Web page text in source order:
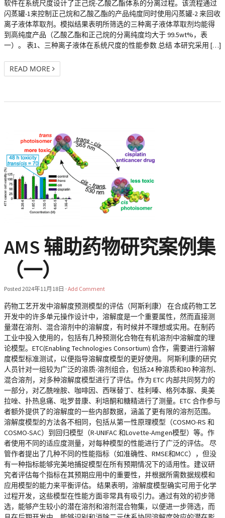
软件在系统尺度设计了正己烷-乙酸乙酯体系的分离过程。该流程通过
闪蒸罐-1来控制正己烷和乙酸乙酯的产品纯度同时使用闪蒸罐-2 来回收
离子液体萃取剂。模拟结果表明所筛选的三种离子液体萃取剂均能得
到高纯度产品（乙酸乙酯和正己烷的分离纯度均大于 99.5wt%，表
一）。 表1、三种离子液体在系统尺度的性能参数 总结 本研究采用 […]
READ MORE
AMS 辅助药物研究案例集
（一）
Posted 2024年11月18日 · Add Comment
药物工艺开发中溶解度预测模型的评估（阿斯利康） 在合成药物工艺
开发中的许多单元操作设计中，溶解度是一个重要属性，然而直接测
量潜在溶剂、混合溶剂中的溶解度，有时候并不理想或实用。在制药
工业中投入使用的，包括有几种预测化合物在有机溶剂中溶解度的理
论模型。ETC(Enabling Technologies Consortium) 合作，需要进行溶解
度模型标准测试，以便指导溶解度模型的更好使用。 阿斯利康的研究
人员针对一组较为广泛的溶质-溶剂组合，包括24 种溶质和80 种溶剂、
混合溶剂，对多种溶解度模型进行了评估。作为 ETC 内部共同努力的
一部分，对乙酰唑胺、咖啡因、西咪替丁、桂利嗪、格列本脲、奥美
拉唑、扑热息痛、吡罗昔康、利培酮和糖精进行了测量。ETC 合作参与
者额外提供了的溶解度的一些内部数据，涵盖了更有限的溶剂范围。
溶解度模型的方法各不相同，包括从第一性原理模型（COSMO-RS 和
COSMO-SAC）到回归模型（R-UNIFAC 和Lovette-Amgen模型）等。作
者使用不同的适应度测量，对每种模型的性能进行了广泛的评估。 尽
管作者提出了几种不同的性能指标（如准确性、RMSE和MCC），但没
有一种指标能够完美地捕捉模型在所有预期情况下的适用性。建议研
究者评估每个指标在其预期应用中的重要性，并根据所需数据规模和
应用模型的能力来平衡评估。 结果表明，溶解度模型确实可用于化学
过程开发，这些模型在性能方面非常具有吸引力。通过有效的初步筛
选，能够产生较小的潜在溶剂和溶剂混合物集，以便进一步筛选，而